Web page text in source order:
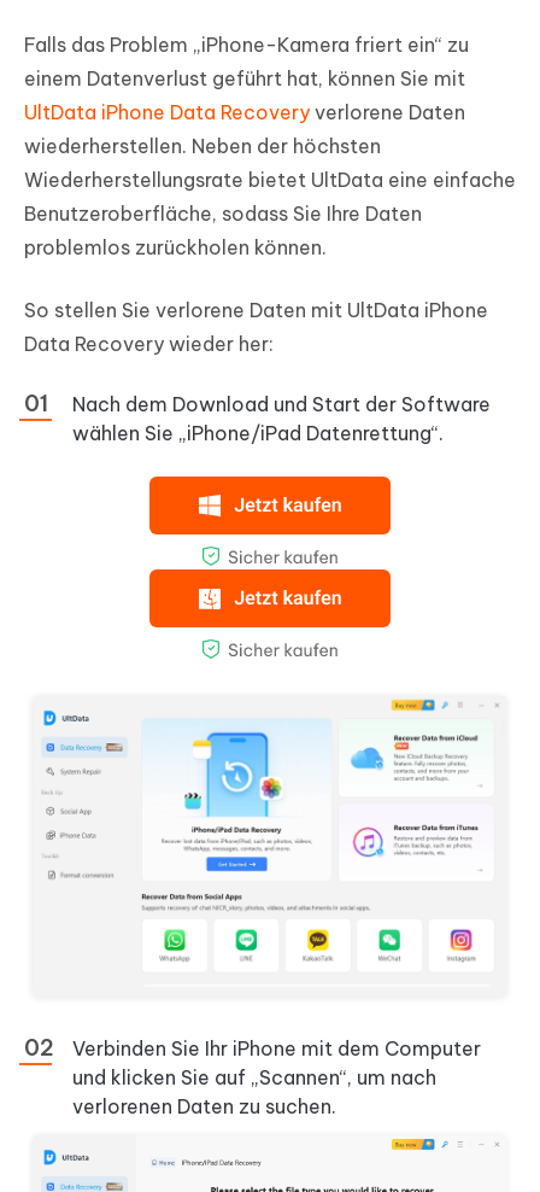
Falls das Problem „iPhone-Kamera friert ein“ zu
einem Datenverlust geführt hat, können Sie mit
UltData iPhone Data Recovery verlorene Daten
wiederherstellen. Neben der höchsten
Wiederherstellungsrate bietet UltData eine einfache
Benutzeroberfläche, sodass Sie Ihre Daten
problemlos zurückholen können.
So stellen Sie verlorene Daten mit UltData iPhone
Data Recovery wieder her:
Nach dem Download und Start der Software
wählen Sie „iPhone/iPad Datenrettung“.
Verbinden Sie Ihr iPhone mit dem Computer
und klicken Sie auf „Scannen“, um nach
verlorenen Daten zu suchen.